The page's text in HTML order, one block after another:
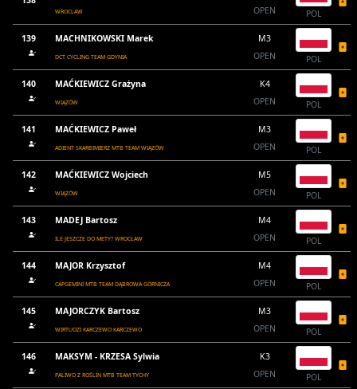
WROCLAW
OPEN
POL
139 MACHNIKOWSKI Marek
DCT CYCLING TEAM GDYNIA
M3
OPEN
POL
140 MAĆKIEWICZ Grażyna
WIĄZÓW
K4
OPEN
POL
141 MAĆKIEWICZ Paweł
ADIENT SKARBIMIERZ MTB TEAM WIĄZÓW
M3
OPEN
POL
142 MAĆKIEWICZ Wojciech
WIĄZÓW
M5
OPEN
POL
143 MADEJ Bartosz
ILE JESZCZE DO METY? WROCŁAW
M4
OPEN
POL
144 MAJOR Krzysztof
CAPGEMINI MTB TEAM DĄBROWA GÓRNICZA
M4
OPEN
POL
145 MAJORCZYK Bartosz
WIRTUOZI KARCZEWO KARCZEWO
M3
OPEN
POL
146 MAKSYM - KRZESA Sylwia
PALIWO Z ROŚLIN MTB TEAM TYCHY
K3
OPEN
POL